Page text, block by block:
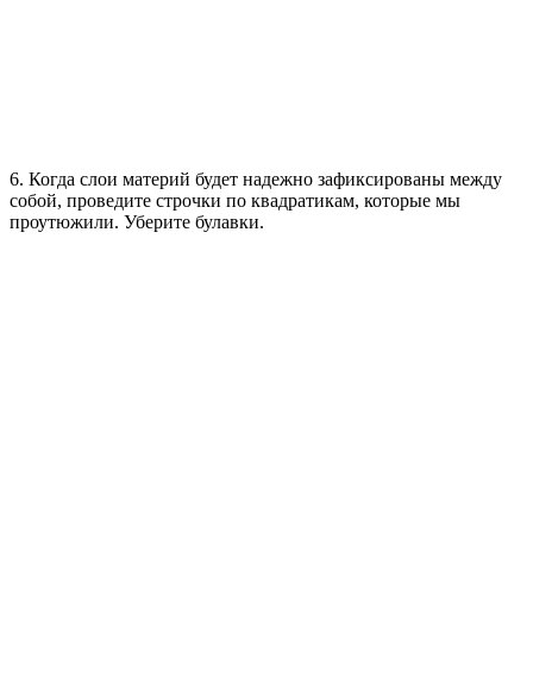
6. Когда слои материй будет надежно зафиксированы между
собой, проведите строчки по квадратикам, которые мы
проутюжили. Уберите булавки.